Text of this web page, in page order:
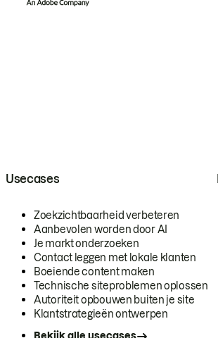
Usecases
Zoekzichtbaarheid verbeteren
Aanbevolen worden door AI
Je markt onderzoeken
Contact leggen met lokale klanten
Boeiende content maken
Technische siteproblemen oplossen
Autoriteit opbouwen buiten je site
Klantstrategieën ontwerpen